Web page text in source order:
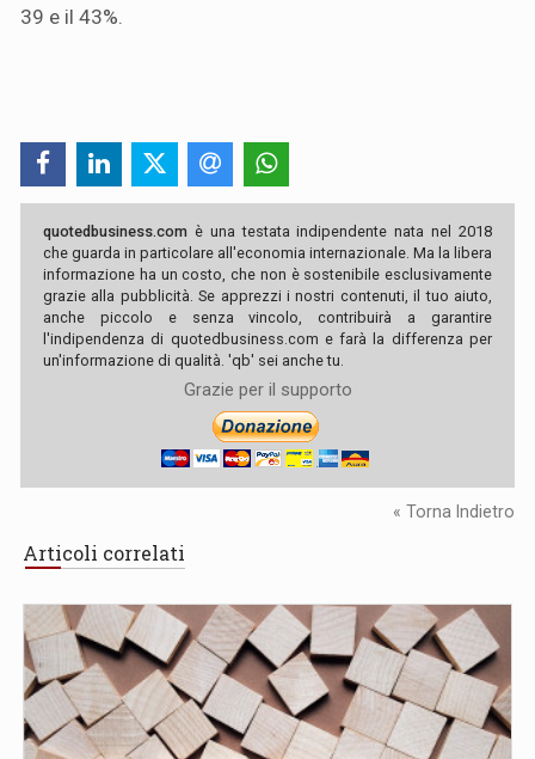
39 e il 43%.
quotedbusiness.com è una testata indipendente nata nel 2018
che guarda in particolare all'economia internazionale. Ma la libera
informazione ha un costo, che non è sostenibile esclusivamente
grazie alla pubblicità. Se apprezzi i nostri contenuti, il tuo aiuto,
anche piccolo e senza vincolo, contribuirà a garantire
l'indipendenza di quotedbusiness.com e farà la differenza per
un'informazione di qualità. 'qb' sei anche tu.
Grazie per il supporto
« Torna Indietro
Articoli correlati